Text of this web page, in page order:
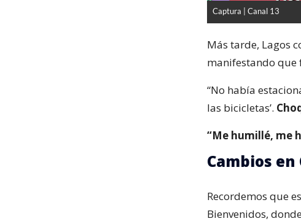
Captura | Canal 13
Más tarde, Lagos
manifestando que
“No había
las bicicletas’.
“Me humillé, me
Cambios en
Recordemos que
Bienvenidos,